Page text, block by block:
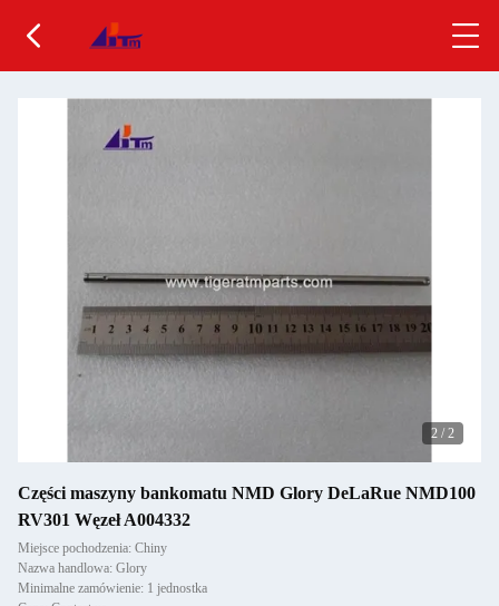
2 / 2
Części maszyny bankomatu NMD Glory DeLaRue NMD100
RV301 Węzeł A004332
Miejsce pochodzenia: Chiny
Nazwa handlowa: Glory
Minimalne zamówienie: 1 jednostka